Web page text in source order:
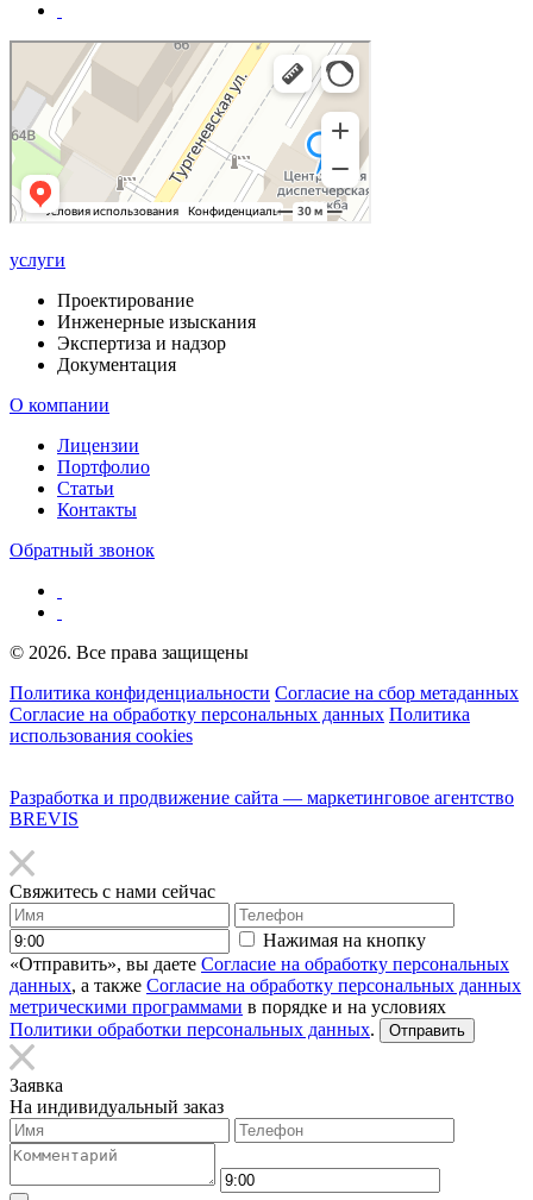
услуги
Проектирование
Инженерные изыскания
Экспертиза и надзор
Документация
О компании
Лицензии
Портфолио
Статьи
Контакты
Обратный звонок
© 2026. Все права защищены
Политика конфиденциальности Согласие на сбор метаданных
Согласие на обработку персональных данных Политика
использования cookies
Разработка и продвижение сайта — маркетинговое агентство
BREVIS
Свяжитесь с нами сейчас
Нажимая на кнопку
«Отправить», вы даете Согласие на обработку персональных
данных, а также Согласие на обработку персональных данных
метрическими программами в порядке и на условиях
Политики обработки персональных данных.
Заявка
На индивидуальный заказ